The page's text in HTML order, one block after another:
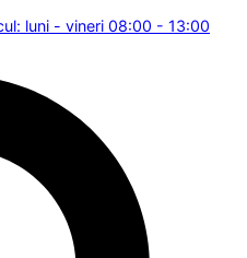
luni - vineri 08:00 - 13:00